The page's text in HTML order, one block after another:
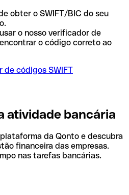
obter o SWIFT/BIC do seu
o nosso verificador de
o código correto ao
de códigos SWIFT
atividade bancária
da Qonto e descubra
financeira das empresas.
nas tarefas bancárias.